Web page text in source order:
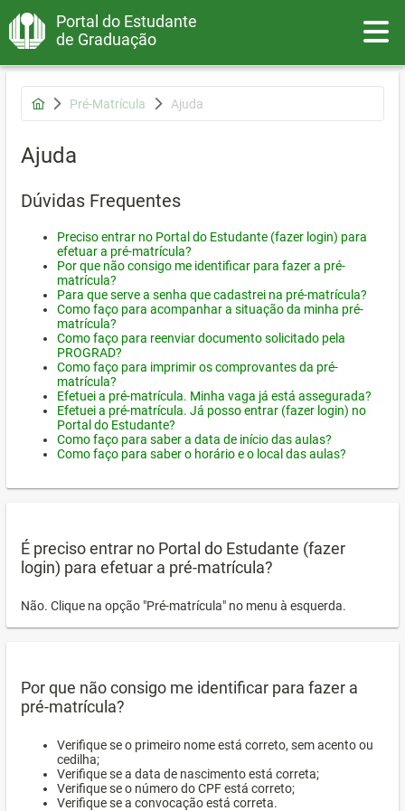
Portal do Estudante
de Graduação
Pré-Matrícula Ajuda
Ajuda
Dúvidas Frequentes
Preciso entrar no Portal do Estudante (fazer login) para
efetuar a pré-matrícula?
Por que não consigo me identificar para fazer a pré-
matrícula?
Para que serve a senha que cadastrei na pré-matrícula?
Como faço para acompanhar a situação da minha pré-
matrícula?
Como faço para reenviar documento solicitado pela
PROGRAD?
Como faço para imprimir os comprovantes da pré-
matrícula?
Efetuei a pré-matrícula. Minha vaga já está assegurada?
Efetuei a pré-matrícula. Já posso entrar (fazer login) no
Portal do Estudante?
Como faço para saber a data de início das aulas?
Como faço para saber o horário e o local das aulas?
É preciso entrar no Portal do Estudante (fazer
login) para efetuar a pré-matrícula?
Não. Clique na opção "Pré-matrícula" no menu à esquerda.
Por que não consigo me identificar para fazer a
pré-matrícula?
Verifique se o primeiro nome está correto, sem acento ou
cedilha;
Verifique se a data de nascimento está correta;
Verifique se o número do CPF está correto;
Verifique se a convocação está correta.